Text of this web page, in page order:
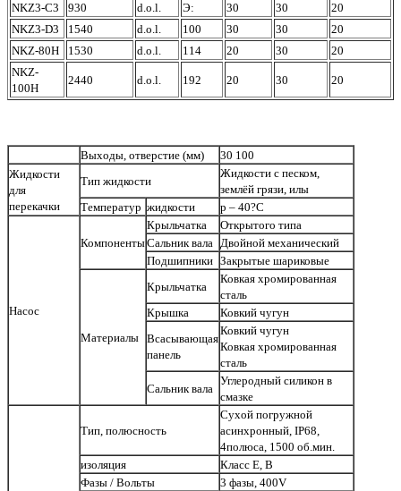
NKZ3-C3 930 d.o.l. Э: 30 30
20
NKZ3-D3
1540 d.o.l. 100 30 30
20
NKZ-80H
1530 d.o.l. 114 20 30
20
NKZ-
100H
2440 d.o.l. 192 20 30 20
Выходы, отверстие (мм)
30 100
Жидкости
для
перекачки
Тип жидкости
Жидкости с песком,
землёй грязи, илы
Температур жидкости р – 40?С
Насос
Компоненты
Крыльчатка
Открытого типа
Сальник вала Двойной механический
Подшипники Закрытые шариковые
Материалы
Крыльчатка
Ковкая хромированная
сталь
Крышка
Ковкий чугун
Всасывающая
панель
Ковкий чугун
Ковкая хромированная
сталь
Сальник вала
Углеродный силикон в
смазке
Тип, полюсность
Сухой погружной
асинхронный, IP68,
4полюса, 1500 об.мин.
изоляция
Класс Е, В
Фазы / Вольты
3 фазы, 400V